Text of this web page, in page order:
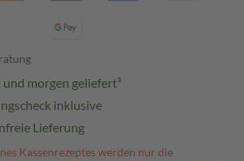
morgen geliefert³
inklusive
Lieferung
Kassenrezeptes werden nur die